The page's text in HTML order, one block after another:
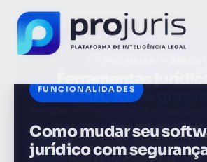
FUNCIONALIDADES
Como mudar seu
jurídico com
PROJURIS AI —
Ferramentas
Petições, análise de contratos,
FERRAMENTA RECOMENDADA
CONTEÚDO
Gestão de Contratos